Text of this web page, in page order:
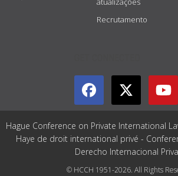
Recrutamento
Hague Conference on Private International
Haye de droit international privé -
Derecho Internacional
© HCCH 1951-2026. All Rights